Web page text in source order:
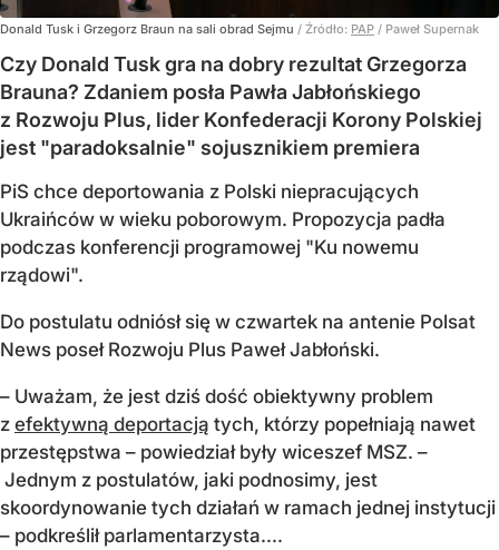
Donald Tusk i Grzegorz Braun na sali obrad Sejmu / Źródło: PAP / Paweł Supernak
Czy Donald Tusk gra na dobry rezultat Grzegorza
Brauna? Zdaniem posła Pawła Jabłońskiego
z Rozwoju Plus, lider Konfederacji Korony Polskiej
jest "paradoksalnie" sojusznikiem premiera
PiS chce deportowania z Polski niepracujących
Ukraińców w wieku poborowym. Propozycja padła
podczas konferencji programowej "Ku nowemu
rządowi".
Do postulatu odniósł się w czwartek na antenie Polsat
News poseł Rozwoju Plus Paweł Jabłoński.
– Uważam, że jest dziś dość obiektywny problem
z efektywną deportacją tych, którzy popełniają nawet
przestępstwa – powiedział były wiceszef MSZ. –
Jednym z postulatów, jaki podnosimy, jest
skoordynowanie tych działań w ramach jednej instytucji
– podkreślił parlamentarzysta....